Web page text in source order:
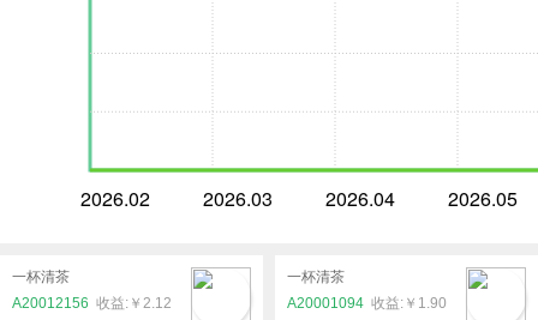
2026.02 2026.03 2026.04 2026.05
一杯清茶
A20012156
￥2.12
一杯清茶
A20001094
￥1.90